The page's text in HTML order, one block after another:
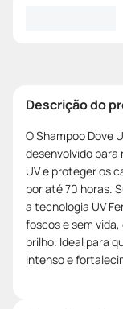
Descrição do
O Shampoo Dove
desenvolvido para
UV e proteger os
por até 70 horas.
a tecnologia UV
foscos e sem
brilho. Ideal para
intenso e